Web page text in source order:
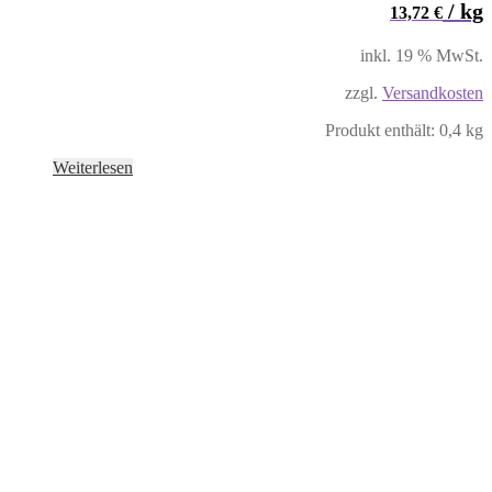
13,72 € / kg
inkl. 19 % MwSt.
zzgl. Versandkosten
Produkt enthält: 0,4 kg
Weiterlesen